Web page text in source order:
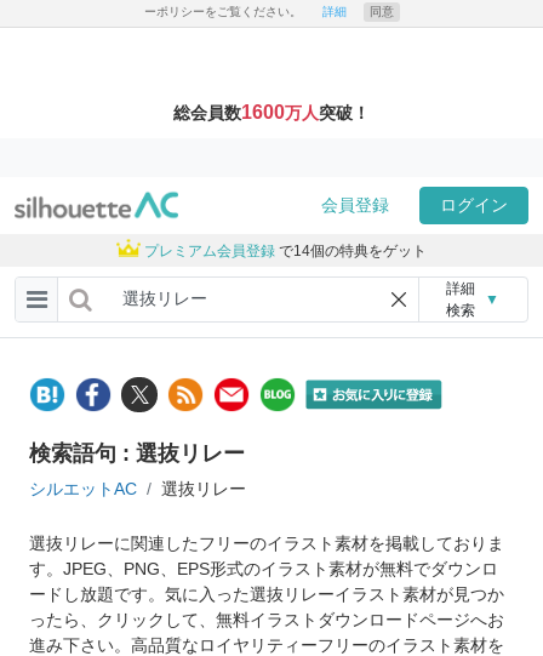
ーポリシーをご覧ください。 詳細 同意
総会員数1600万人突破！
会員登録 ログイン
プレミアム会員登録 で14個の特典をゲット
詳細
検索
▼
検索語句 : 選抜リレー
シルエットAC 選抜リレー
選抜リレーに関連したフリーのイラスト素材を掲載しておりま
す。JPEG、PNG、EPS形式のイラスト素材が無料でダウンロ
ードし放題です。気に入った選抜リレーイラスト素材が見つか
ったら、クリックして、無料イラストダウンロードページへお
進み下さい。高品質なロイヤリティーフリーのイラスト素材を